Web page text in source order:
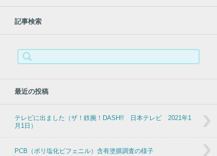
記事検索
索:
最近の投稿
テレビに出ました（ザ！鉄腕！DASH!! 日本テレビ 2021年1
月1日）
PCB（ポリ塩化ビフェニル）含有塗膜調査の様子